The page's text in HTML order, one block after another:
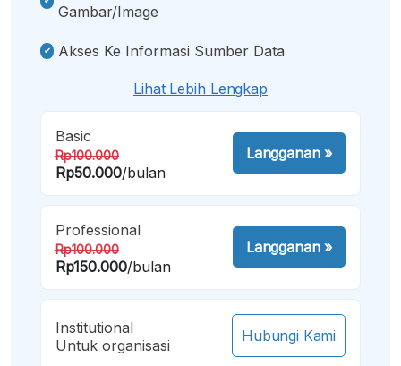
Gambar/image
Akses Ke Informasi Sumber Data
Lihat Lebih Lengkap
Basic
Rp100.000
Rp50.000/bulan
Langganan»
Professional
Rp100.000
Rp150.000/bulan
Langganan»
Institutional
Untuk organisasi
Hubungi Kami